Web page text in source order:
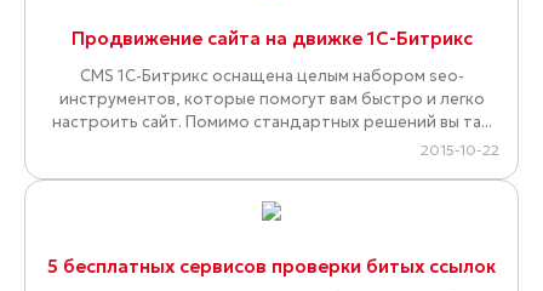
Продвижение сайта на движке 1С-Битрикс
CMS 1С-Битрикс оснащена целым набором seo-
инструментов, которые помогут вам быстро и легко
настроить сайт. Помимо стандартных решений вы та...
2015-10-22
5 бесплатных сервисов проверки битых ссылок